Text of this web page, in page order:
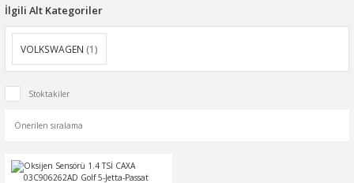
İlgili Alt Kategoriler
VOLKSWAGEN (1)
Stoktakiler